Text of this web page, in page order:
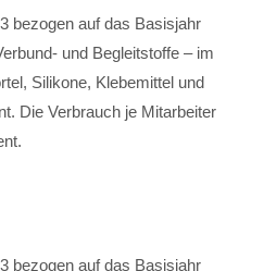
bezogen auf das Basisjahr
und Begleitstoffe – im
Silikone, Klebemittel und
Die Verbrauch je Mitarbeiter
bezogen auf das Basisjahr